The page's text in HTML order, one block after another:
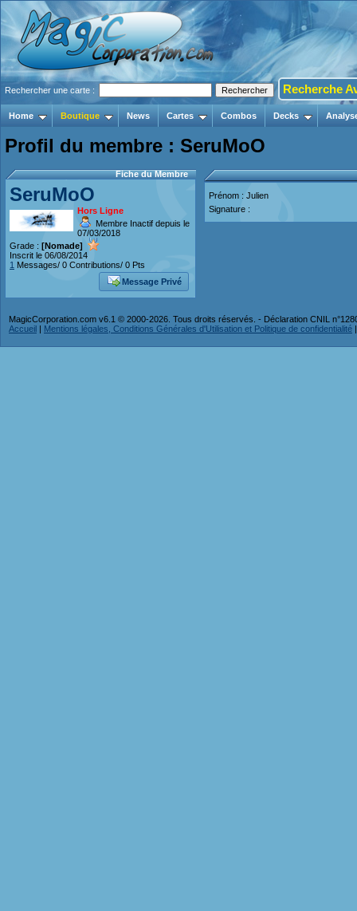
Rechercher une carte : Recherche
Home Boutique News Cartes Combos Decks
Profil du membre : SeruMoO
Fiche du Membre
SeruMoO
Hors Ligne
Membre Inactif depuis le
07/03/2018
Grade : [Nomade]
Inscrit le 06/08/2014
1 Messages/ 0 Contributions/ 0 Pts
Message Privé
Prénom : Julien
Signature :
MagicCorporation.com v6.1 © 2000-2026. Tous droits réservés. - Déclaration CNIL
Accueil | Mentions légales, Conditions Générales d'Utilisation et Politique de confidentialité